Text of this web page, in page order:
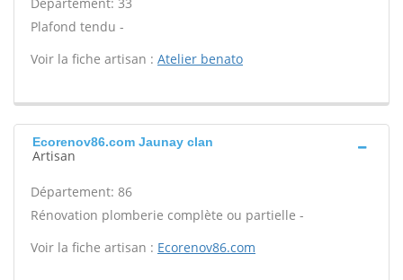
Plafond tendu -
Voir la fiche artisan : Atelier benato
Ecorenov86.com Jaunay clan
Artisan
Département: 86
Rénovation plomberie complète ou partielle -
Voir la fiche artisan : Ecorenov86.com